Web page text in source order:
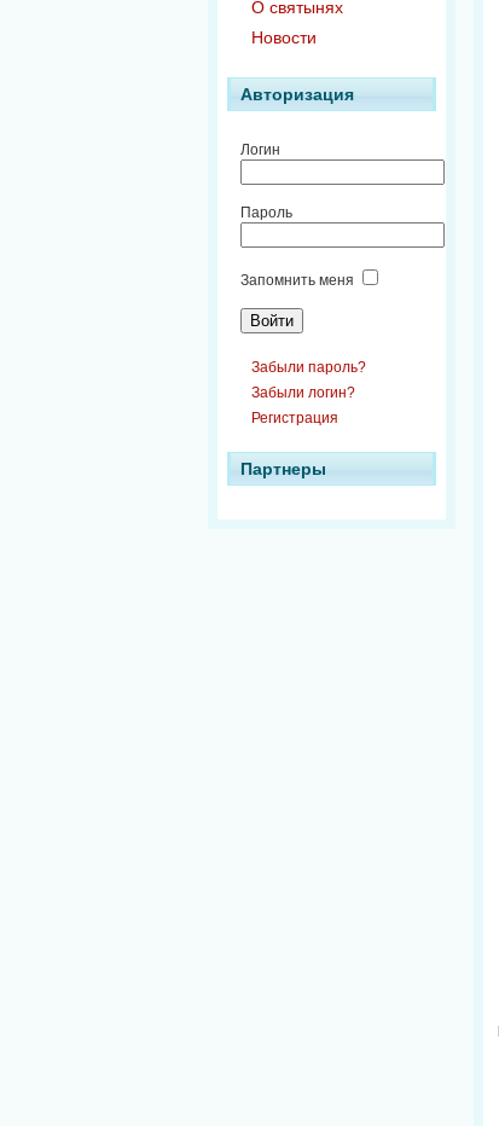
О святынях
Новости
Авторизация
Логин
Пароль
Запомнить меня
Забыли пароль?
Забыли логин?
Регистрация
Партнеры